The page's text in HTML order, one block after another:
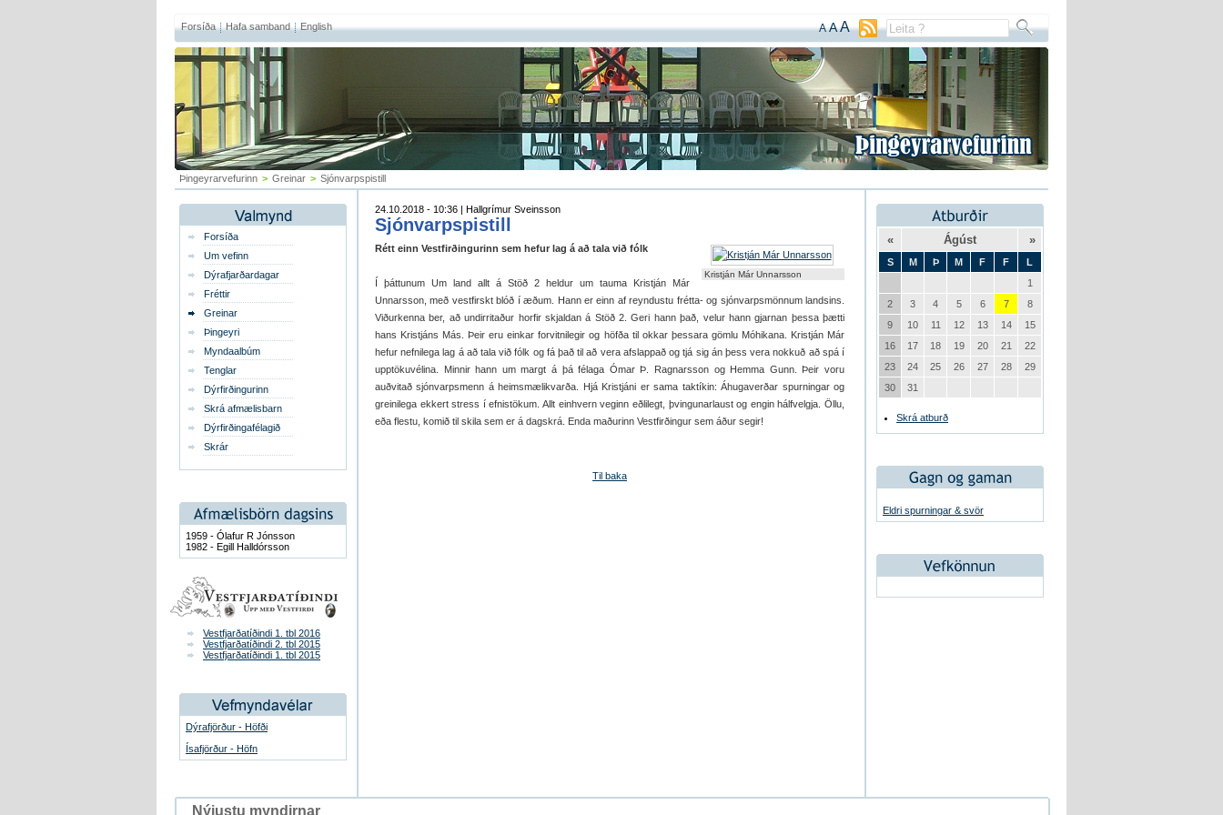
Forsíða Hafa samband English A AA
Þingeyrarvefurinn > Greinar > Sjónvarpspistill
Forsíða
Um vefinn
Dýrafjarðardagar
Fréttir
Greinar
Þingeyri
Myndaalbúm
Tenglar
Dýrfirðingurinn
Skrá afmælisbarn
Dýrfirðingafélagið
Skrár
1959 - Ólafur R Jónsson
1982 - Egill Halldórsson
Vestfjarðatíðindi 1. tbl 2016
Vestfjarðatíðindi 2. tbl 2015
Vestfjarðatíðindi 1. tbl 2015
Dýrafjörður - Höfði
Ísafjörður - Höfn
24.10.2018 - 10:36 | Hallgrímur Sveinsson
Sjónvarpspistill
Kristján Már Unnarsson
Rétt einn Vestfirðingurinn sem hefur lag á að tala við fólk
Í þáttunum Um land allt á Stöð 2 heldur um tauma Kristján Már
Unnarsson, með vestfirskt blóð í æðum. Hann er einn af reyndustu frétta- og sjónvarpsmönnum landsins.
Viðurkenna ber, að undirritaður horfir skjaldan á Stöð 2. Geri hann það, velur hann gjarnan þessa þætti
hans Kristjáns Más. Þeir eru einkar forvitnilegir og höfða til okkar þessara gömlu Móhikana. Kristján Már
hefur nefnilega lag á að tala við fólk og fá það til að vera afslappað og tjá sig án þess vera nokkuð að spá í
upptökuvélina. Minnir hann um margt á þá félaga Ómar Þ. Ragnarsson og Hemma Gunn. Þeir voru
auðvitað sjónvarpsmenn á heimsmælikvarða. Hjá Kristjáni er sama taktíkin: Áhugaverðar spurningar og
greinilega ekkert stress í efnistökum. Allt einhvern veginn eðlilegt, þvingunarlaust og engin hálfvelgja. Öllu,
eða flestu, komið til skila sem er á dagskrá. Enda maðurinn Vestfirðingur sem áður segir!
Til baka
« Ágúst »
S M Þ M F F
L
1
2
3 4 5 6 7
8
9
10 11 12 13 14
15
16
17 18 19 20 21
22
23
24 25 26 27 28
29
30
31
Skrá atburð
Eldri spurningar & svör
Nýjustu myndirnar